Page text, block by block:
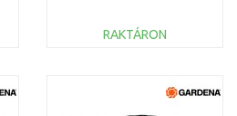
RAKTÁRON
Összehasonlítás